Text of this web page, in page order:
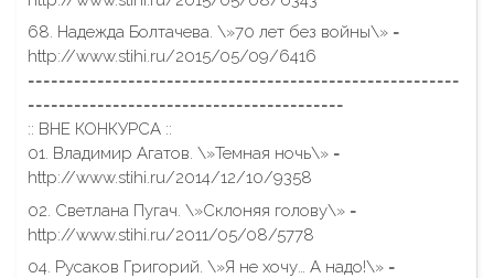
68. Надежда Болтачева. \»70 лет без войны\» =
http://www.stihi.ru/2015/05/09/6416
========================================================
=========================================
:: ВНЕ КОНКУРСА ::
01. Владимир Агатов. \»Темная ночь\» =
http://www.stihi.ru/2014/12/10/9358
02. Светлана Пугач. \»Склоняя голову\» =
http://www.stihi.ru/2011/05/08/5778
04. Русаков Григорий. \»Я не хочу… А надо!\» =